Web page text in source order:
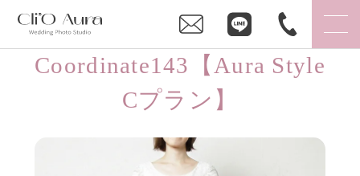
Coordinate143【Aura Style
Cプラン】